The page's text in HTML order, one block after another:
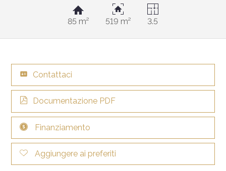
85 m² 519 m² 3.5
Contattaci
Documentazione PDF
Finanziamento
Aggiungere ai preferiti